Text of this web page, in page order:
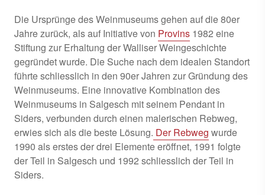
Die Ursprünge des Weinmuseums gehen auf die 80er
Jahre zurück, als auf Initiative von Provins 1982 eine
Stiftung zur Erhaltung der Walliser Weingeschichte
gegründet wurde. Die Suche nach dem idealen Standort
führte schliesslich in den 90er Jahren zur Gründung des
Weinmuseums. Eine innovative Kombination des
Weinmuseums in Salgesch mit seinem Pendant in
Siders, verbunden durch einen malerischen Rebweg,
erwies sich als die beste Lösung. Der Rebweg wurde
1990 als erstes der drei Elemente eröffnet, 1991 folgte
der Teil in Salgesch und 1992 schliesslich der Teil in
Siders.